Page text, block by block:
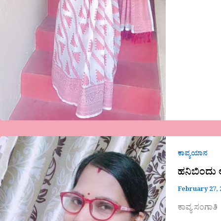
ಕಾವ್ಯಯಾನ
ಹನಿಬಿಂದು
February 27,
ಕಾವ್ಯ ಸಂಗಾತಿ
ಅವರ
ಭಾವಗೀತೆ
ಭಾರತಿಗೆ